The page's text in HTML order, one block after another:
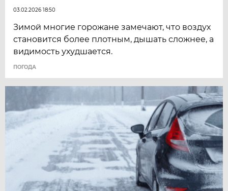
03.02.2026 18:50
Зимой многие горожане замечают, что воздух
становится более плотным, дышать сложнее, а
видимость ухудшается.
ПОГОДА